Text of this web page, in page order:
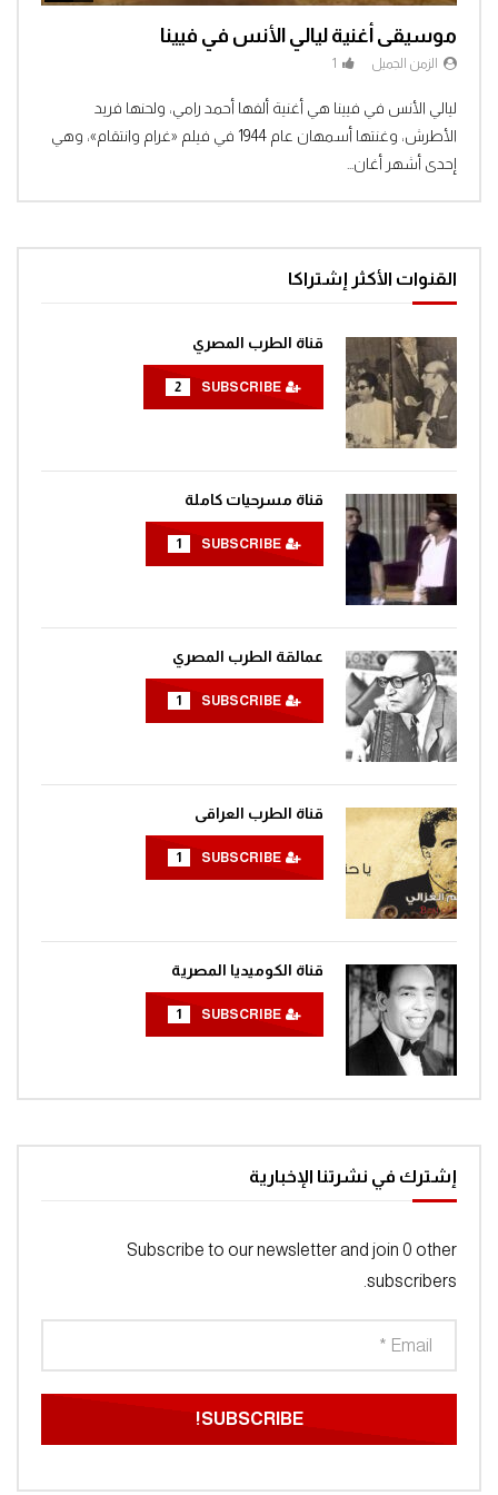
موسيقى أغنية ليالي الأنس في فيينا
الزمن الجميل 1
ليالي الأنس في فيينا هي أغنية ألفها أحمد رامي، ولحنها فريد
الأطرش، وغنتها أسمهان عام 1944 في فيلم «غرام وانتقام»، وهي
إحدى أشهر أغان...
القنوات الأكثر إشتراكا
قناة الطرب المصري
2
قناة مسرحيات كاملة
1
عمالقة الطرب المصري
1
قناة الطرب العراقى
1
قناة الكوميديا المصرية
1
إشترك في نشرتنا الإخبارية
Subscribe to our newsletter and join 0 other
subscribers.